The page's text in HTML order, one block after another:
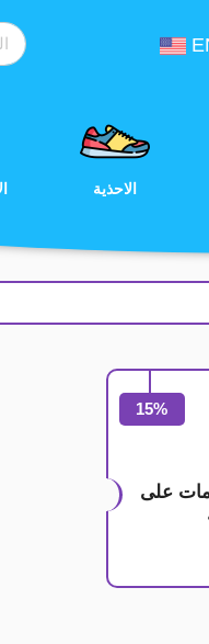
الالكترونيات
15%
كوم 2026 خصومات على